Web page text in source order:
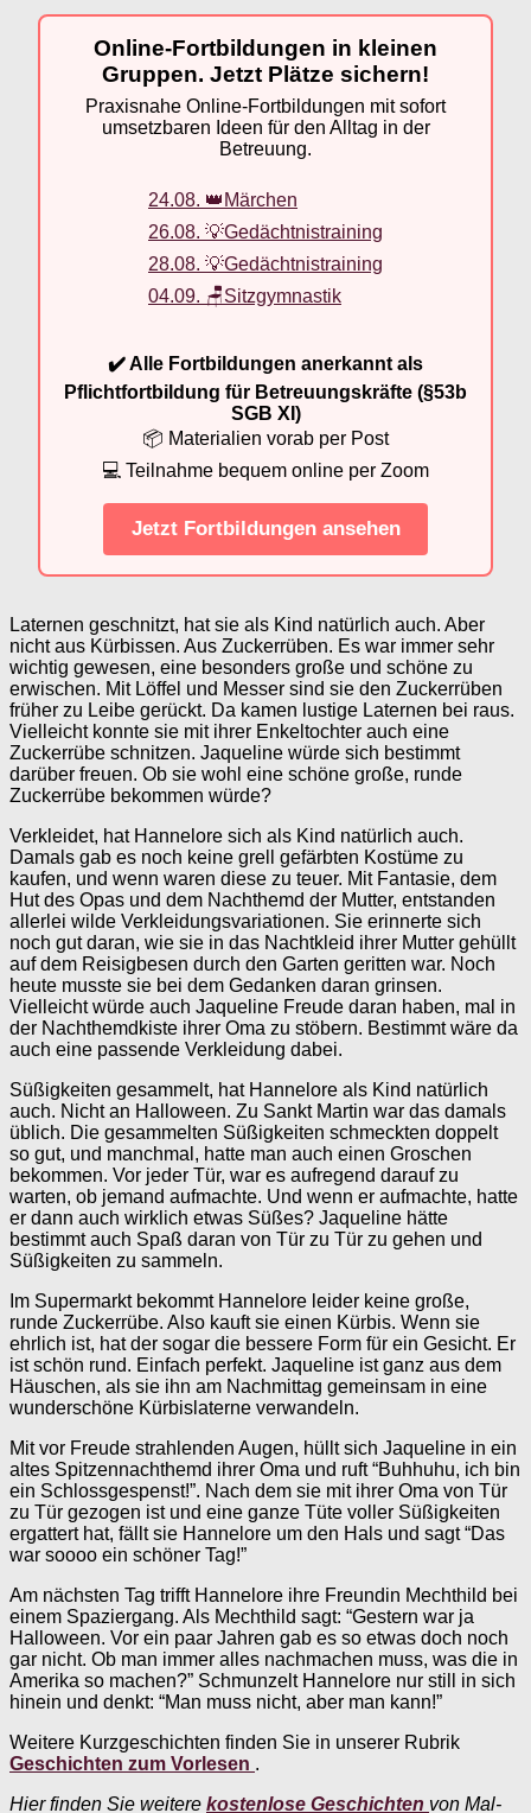
Online-Fortbildungen in kleinen
Gruppen. Jetzt Plätze sichern!
Praxisnahe Online-Fortbildungen mit sofort
umsetzbaren Ideen für den Alltag in der
Betreuung.
24.08. 👑Märchen
26.08. 💡Gedächtnistraining
28.08. 💡Gedächtnistraining
04.09. 🪑Sitzgymnastik
✔️ Alle Fortbildungen anerkannt als
Pflichtfortbildung für Betreuungskräfte (§53b
SGB XI)
📦 Materialien vorab per Post
💻 Teilnahme bequem online per Zoom
Jetzt Fortbildungen ansehen
Laternen geschnitzt, hat sie als Kind natürlich auch. Aber
nicht aus Kürbissen. Aus Zuckerrüben. Es war immer sehr
wichtig gewesen, eine besonders große und schöne zu
erwischen. Mit Löffel und Messer sind sie den Zuckerrüben
früher zu Leibe gerückt. Da kamen lustige Laternen bei raus.
Vielleicht konnte sie mit ihrer Enkeltochter auch eine
Zuckerrübe schnitzen. Jaqueline würde sich bestimmt
darüber freuen. Ob sie wohl eine schöne große, runde
Zuckerrübe bekommen würde?
Verkleidet, hat Hannelore sich als Kind natürlich auch.
Damals gab es noch keine grell gefärbten Kostüme zu
kaufen, und wenn waren diese zu teuer. Mit Fantasie, dem
Hut des Opas und dem Nachthemd der Mutter, entstanden
allerlei wilde Verkleidungsvariationen. Sie erinnerte sich
noch gut daran, wie sie in das Nachtkleid ihrer Mutter gehüllt
auf dem Reisigbesen durch den Garten geritten war. Noch
heute musste sie bei dem Gedanken daran grinsen.
Vielleicht würde auch Jaqueline Freude daran haben, mal in
der Nachthemdkiste ihrer Oma zu stöbern. Bestimmt wäre da
auch eine passende Verkleidung dabei.
Süßigkeiten gesammelt, hat Hannelore als Kind natürlich
auch. Nicht an Halloween. Zu Sankt Martin war das damals
üblich. Die gesammelten Süßigkeiten schmeckten doppelt
so gut, und manchmal, hatte man auch einen Groschen
bekommen. Vor jeder Tür, war es aufregend darauf zu
warten, ob jemand aufmachte. Und wenn er aufmachte, hatte
er dann auch wirklich etwas Süßes? Jaqueline hätte
bestimmt auch Spaß daran von Tür zu Tür zu gehen und
Süßigkeiten zu sammeln.
Im Supermarkt bekommt Hannelore leider keine große,
runde Zuckerrübe. Also kauft sie einen Kürbis. Wenn sie
ehrlich ist, hat der sogar die bessere Form für ein Gesicht. Er
ist schön rund. Einfach perfekt. Jaqueline ist ganz aus dem
Häuschen, als sie ihn am Nachmittag gemeinsam in eine
wunderschöne Kürbislaterne verwandeln.
Mit vor Freude strahlenden Augen, hüllt sich Jaqueline in ein
altes Spitzennachthemd ihrer Oma und ruft “Buhhuhu, ich bin
ein Schlossgespenst!”. Nach dem sie mit ihrer Oma von Tür
zu Tür gezogen ist und eine ganze Tüte voller Süßigkeiten
ergattert hat, fällt sie Hannelore um den Hals und sagt “Das
war soooo ein schöner Tag!”
Am nächsten Tag trifft Hannelore ihre Freundin Mechthild bei
einem Spaziergang. Als Mechthild sagt: “Gestern war ja
Halloween. Vor ein paar Jahren gab es so etwas doch noch
gar nicht. Ob man immer alles nachmachen muss, was die in
Amerika so machen?” Schmunzelt Hannelore nur still in sich
hinein und denkt: “Man muss nicht, aber man kann!”
Weitere Kurzgeschichten finden Sie in unserer Rubrik
Geschichten zum Vorlesen .
Hier finden Sie weitere kostenlose Geschichten von Mal-